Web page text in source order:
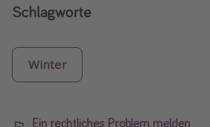
Schlagworte
Winter
Ein rechtliches Problem melden